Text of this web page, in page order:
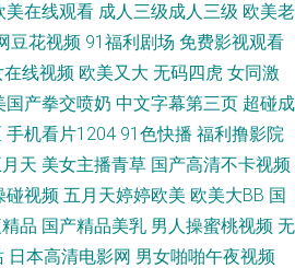
青青 黄色成人18 人人操欧美精品 亚洲情色
线日韩 老司机瑟瑟导航 最新最全AV影院 超碰
海角专区 草草福利视频导航 日本3级电影性
花 另类Av色五月 日韩肏逼无码 香蕉网站在线
美在线观看 成人三级成人三级 欧美老
豆花视频 91福利剧场 免费影视观看
线视频 欧美又大 无码四虎 女同激
国产拳交喷奶 中文字幕第三页 超碰成
手机看片1204 91色快播 福利撸影院
天 美女主播青草 国产高清不卡视频
碰视频 五月天婷婷欧美 欧美大BB 国
品 国产精品美乳 男人操蜜桃视频 无
日本高清电影网 男女啪啪午夜视频